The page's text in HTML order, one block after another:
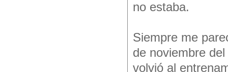
no estaba.
Siempre me
de noviembre
volvió al